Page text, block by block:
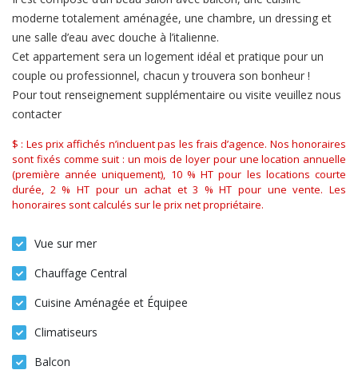
moderne totalement aménagée, une chambre, un dressing et
une salle d’eau avec douche à l’italienne.
Cet appartement sera un logement idéal et pratique pour un
couple ou professionnel, chacun y trouvera son bonheur !
Pour tout renseignement supplémentaire ou visite veuillez nous
contacter
$ : Les prix affichés n’incluent pas les frais d’agence. Nos honoraires
sont fixés comme suit : un mois de loyer pour une location annuelle
(première année uniquement), 10 % HT pour les locations courte
durée, 2 % HT pour un achat et 3 % HT pour une vente. Les
honoraires sont calculés sur le prix net propriétaire.
Vue sur mer
Chauffage Central
Cuisine Aménagée et Équipee
Climatiseurs
Balcon